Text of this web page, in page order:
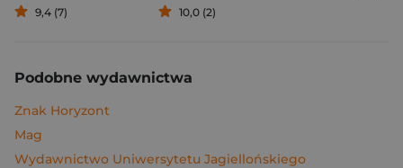
9,4 (7) 10,0 (2)
Podobne wydawnictwa
Znak Horyzont
Mag
Wydawnictwo Uniwersytetu Jagiellońskiego